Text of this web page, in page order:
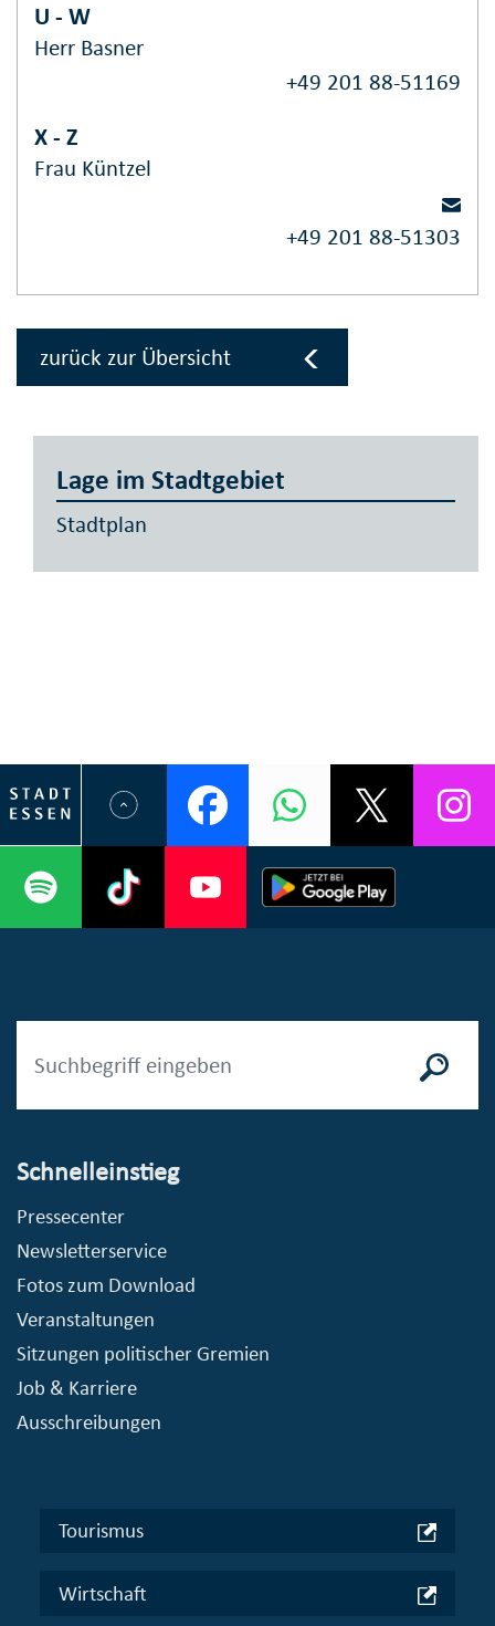
U - W
Herr Basner
+49 201 88-51169
X - Z
Frau Küntzel
+49 201 88-51303
zurück zur Übersicht
Lage im Stadtgebiet
Stadtplan
Schnelleinstieg
Pressecenter
Newsletterservice
Fotos zum Download
Veranstaltungen
Sitzungen politischer Gremien
Job & Karriere
Ausschreibungen
Tourismus
Wirtschaft